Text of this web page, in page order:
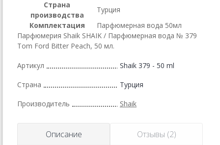
Страна
производства
Турция
Комплектация
Парфюмерная вода 50мл
Парфюмерия Shaik SHAIK / Парфюмерная вода № 379
Tom Ford Bitter Peach, 50 мл.
Артикул Shaik 379 - 50 ml
Страна Турция
Производитель Shaik
Описание Отзывы (2)